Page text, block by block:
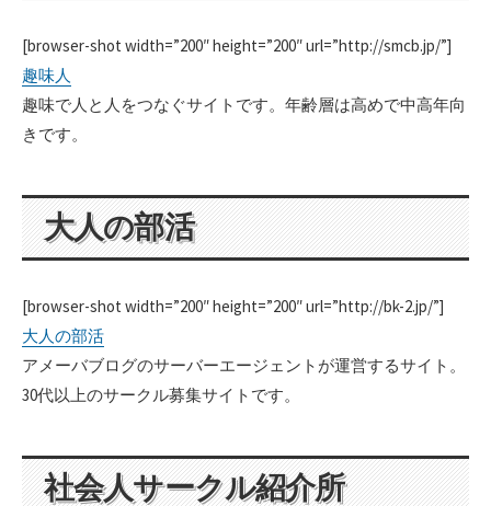
[browser-shot width=”200″ height=”200″ url=”http://smcb.jp/”]
趣味人
趣味で人と人をつなぐサイトです。年齢層は高めで中高年向
きです。
大人の部活
[browser-shot width=”200″ height=”200″ url=”http://bk-2.jp/”]
大人の部活
アメーバブログのサーバーエージェントが運営するサイト。
30代以上のサークル募集サイトです。
社会人サークル紹介所